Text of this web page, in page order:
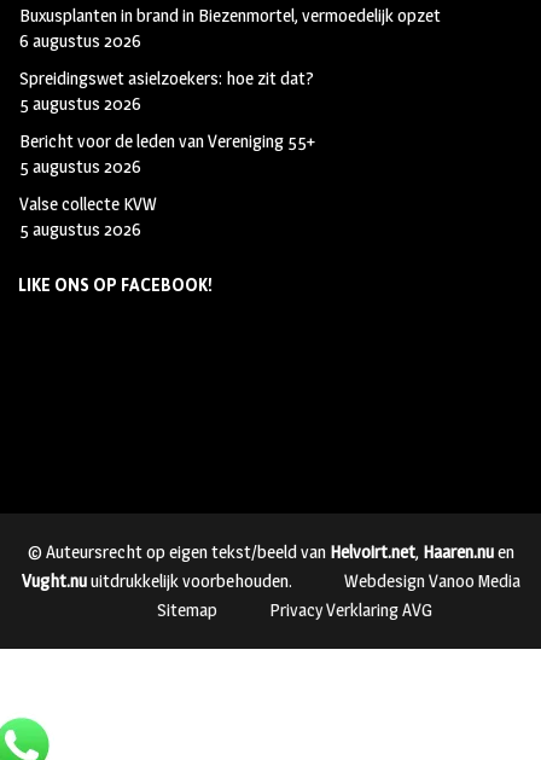
Buxusplanten in brand in Biezenmortel, vermoedelijk opzet
6 augustus 2026
Spreidingswet asielzoekers: hoe zit dat?
5 augustus 2026
Bericht voor de leden van Vereniging 55+
5 augustus 2026
Valse collecte KVW
5 augustus 2026
LIKE ONS OP FACEBOOK!
© Auteursrecht op eigen tekst/beeld van Helvoirt.net, Haaren.nuen
Vught.nuuitdrukkelijk voorbehouden.
Webdesign Vanoo Media
Sitemap
Privacy Verklaring AVG